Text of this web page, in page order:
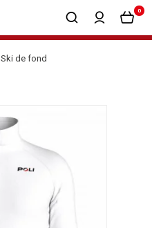
0
Ski de fond